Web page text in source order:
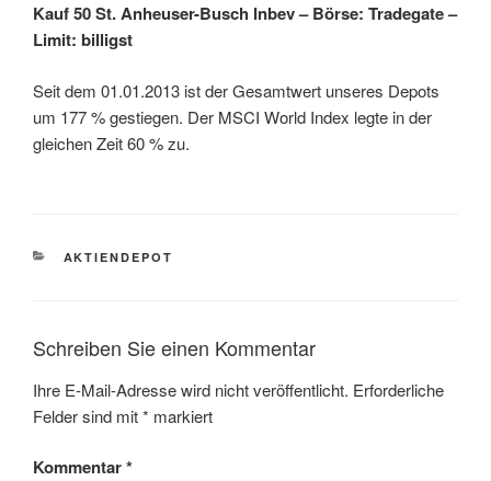
Kauf 50 St. Anheuser-Busch Inbev – Börse: Tradegate –
Limit: billigst
Seit dem 01.01.2013 ist der Gesamtwert unseres Depots
um 177 % gestiegen. Der MSCI World Index legte in der
gleichen Zeit 60 % zu.
KATEGORIEN
AKTIENDEPOT
Schreiben Sie einen Kommentar
Ihre E-Mail-Adresse wird nicht veröffentlicht. Erforderliche
Felder sind mit* markiert
Kommentar*